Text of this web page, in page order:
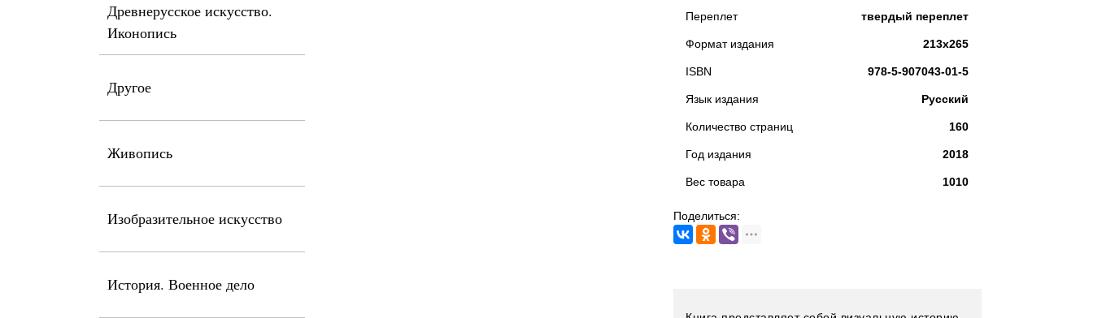
Древнерусское искусство.
Иконопись
Другое
Живопись
Изобразительное искусство
История. Военное дело
Переплет твердый переплет
Формат издания 213х265
ISBN 978-5-907043-01-5
Язык издания Русский
Количество страниц 160
Год издания 2018
Вес товара 1010
Поделиться: